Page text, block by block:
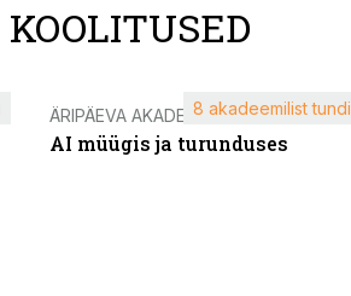
ÄRIPÄEVA AKADEEMIA
AI müügis ja turunduses
8 akadeemilist tundi